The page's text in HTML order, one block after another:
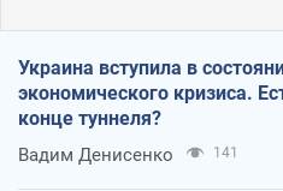
Украина вступила в
экономического кризиса.
конце туннеля?
Вадим Денисенко 141